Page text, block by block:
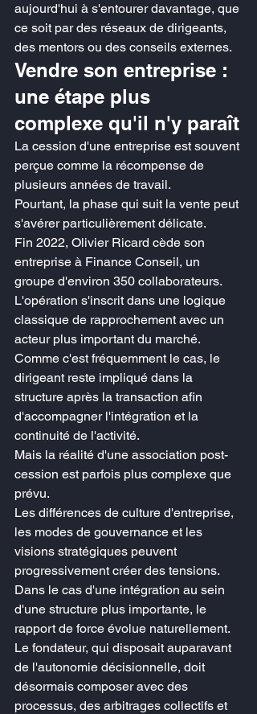
aujourd'hui à s'entourer davantage, que
ce soit par des réseaux de dirigeants,
des mentors ou des conseils externes.
Vendre son entreprise :
une étape plus
complexe qu'il n'y paraît
La cession d'une entreprise est souvent
perçue comme la récompense de
plusieurs années de travail.
Pourtant, la phase qui suit la vente peut
s'avérer particulièrement délicate.
Fin 2022, Olivier Ricard cède son
entreprise à Finance Conseil, un
groupe d'environ 350 collaborateurs.
L'opération s'inscrit dans une logique
classique de rapprochement avec un
acteur plus important du marché.
Comme c'est fréquemment le cas, le
dirigeant reste impliqué dans la
structure après la transaction afin
d'accompagner l'intégration et la
continuité de l'activité.
Mais la réalité d'une association post-
cession est parfois plus complexe que
prévu.
Les différences de culture d'entreprise,
les modes de gouvernance et les
visions stratégiques peuvent
progressivement créer des tensions.
Dans le cas d'une intégration au sein
d'une structure plus importante, le
rapport de force évolue naturellement.
Le fondateur, qui disposait auparavant
de l'autonomie décisionnelle, doit
désormais composer avec des
processus, des arbitrages collectifs et